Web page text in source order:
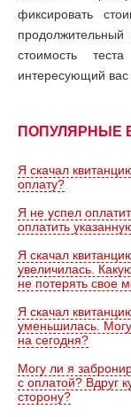
фиксировать
стоимость
интересующий вас
ПОПУЛЯРНЫЕ
Я скачал
оплату?
Я не успел
оплатить
Я скачал
увеличилась.
не потерять свое
Я скачал
уменьшилась.
на сегодня?
Могу ли я
с оплатой? Вдруг
сторону?